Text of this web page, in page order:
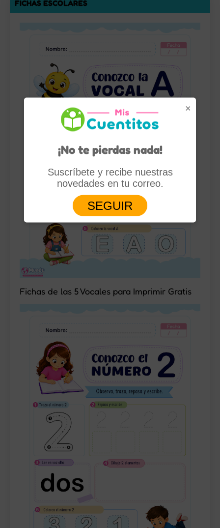
FICHAS ESCOLARES
Fichas de las 5 Vocales para Imprimir Gratis
×
¡No te pierdas nada!
Suscríbete y recibe nuestras
novedades en tu correo.
SEGUIR